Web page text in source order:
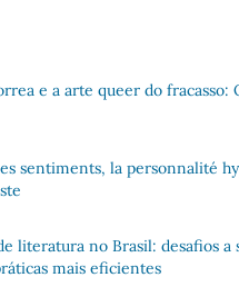
e a arte queer do fracasso:
sentiments, la personnalité
literatura no Brasil: desafios a
mais eficientes